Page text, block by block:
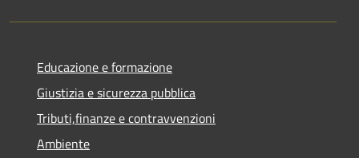
Educazione e formazione
Giustizia e sicurezza pubblica
Tributi,finanze e contravvenzioni
Ambiente